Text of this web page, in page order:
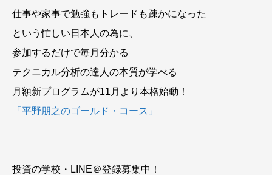
仕事や家事で勉強もトレードも疎かになった
という忙しい日本人の為に、
参加するだけで毎月分かる
テクニカル分析の達人の本質が学べる
月額新プログラムが11月より本格始動！
「平野朋之のゴールド・コース」
投資の学校・LINE＠登録募集中！